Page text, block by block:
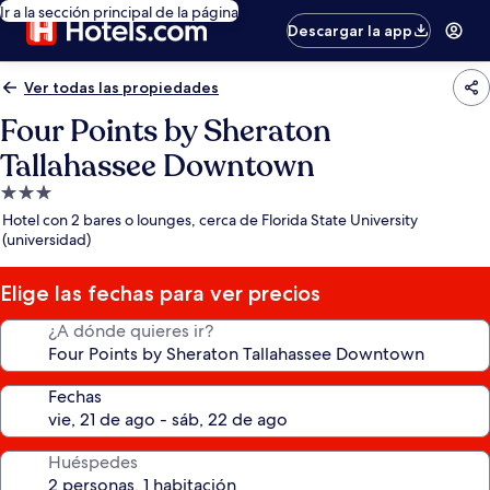
Ir a la sección principal de la página
Descargar la app
Ver todas las propiedades
Four Points by Sheraton
Tallahassee Downtown
Propiedad
de
3.0
estrellas
Hotel con 2 bares o lounges, cerca de Florida State University
(universidad)
Elige las fechas para ver precios
¿A dónde quieres ir?
Fechas
Huéspedes